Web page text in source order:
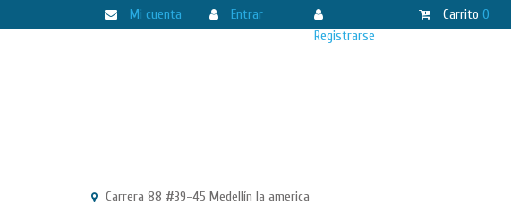
Mi cuenta
Entrar
Registrarse
Carrito 0
Carrera 88 #39-45 Medellín la america